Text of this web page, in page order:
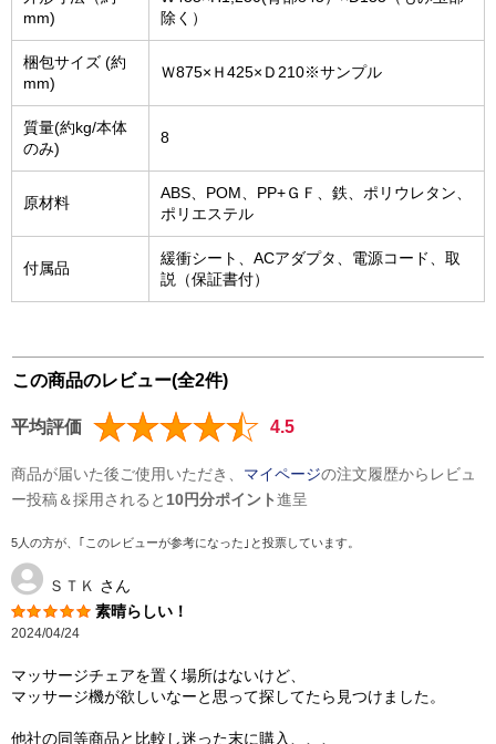
mm)
除く）
梱包サイズ (約
mm)
Ｗ875×Ｈ425×Ｄ210※サンプル
質量(約kg/本体
のみ)
8
原材料
ABS、POM、PP+ＧＦ、鉄、ポリウレタン、
ポリエステル
付属品
緩衝シート、ACアダプタ、電源コード、取
説（保証書付）
この商品のレビュー(全2件)
平均評価 4.5
商品が届いた後ご使用いただき、 マイページの注文履歴からレビュ
ー投稿＆採用されると 10円分ポイント進呈
5人の方が、｢このレビューが参考になった｣と投票しています。
ＳＴＫ さん
素晴らしい！
2024/04/24
マッサージチェアを置く場所はないけど、
マッサージ機が欲しいなーと思って探してたら見つけました。
他社の同等商品と比較し迷った末に購入、、、